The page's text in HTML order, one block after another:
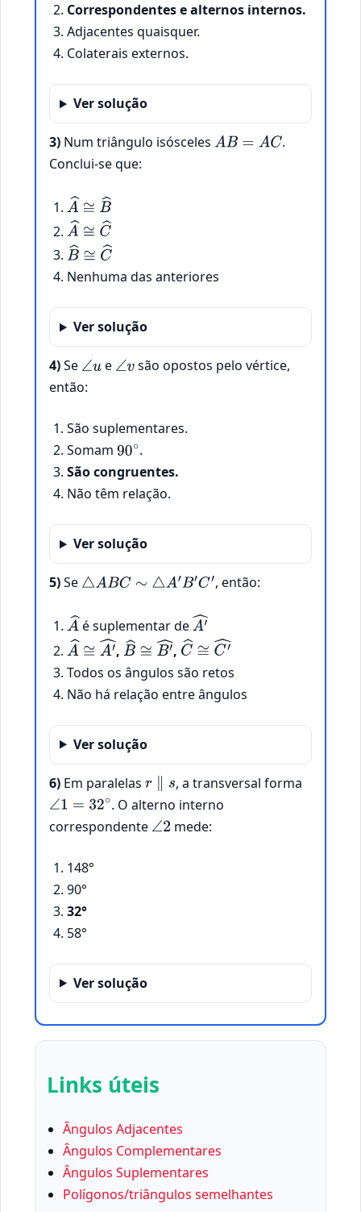
Correspondentes e alternos internos.
Adjacentes quaisquer.
Colaterais externos.
Ver solução
3) Num triângulo isósceles AB= AC
.
Conclui-se que:
A^ ≅B^
A^ ≅C^
B^ ≅C^
Nenhuma das anteriores
Ver solução
4)Se ∠u e ∠vsão opostos pelo vértice,
então:
São suplementares.
Somam 90∘.
São congruentes.
Não têm relação.
Ver solução
5)Se △ABC∼△ A′ B′C′ , então:
A^é suplementar deA′^
A^ ≅A′^,B^ ≅B′^ , C^ ≅C′^
Todos os ângulos são retos
Não há relação entre ângulos
Ver solução
6) Em paralelas r∥
, a transversal forma
∠1 =32 ∘
. O alterno interno
correspondente ∠2 mede:
148°
90°
32°
58°
Ver solução
Links úteis
Ângulos Adjacentes
Ângulos Complementares
Ângulos Suplementares
Polígonos/triângulos semelhantes